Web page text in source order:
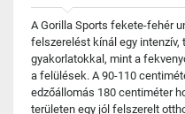
A Gorilla Sports fekete-fehér
felszerelést kínál egy
gyakorlatokkal, mint a
a felülések. A 90-110
edzőállomás 180 centiméter
területen egy jól felszerelt